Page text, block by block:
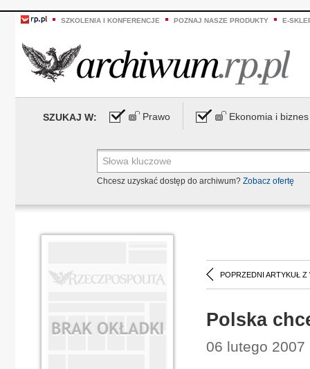
SZKOLENIA I KONFERENCJE POZNAJ NASZE PRODUKTY E-
SZUKAJ W: Prawo Ekonomia i biznes
Chcesz uzyskać dostęp do archiwum? Zobacz ofertę
POPRZEDNI ARTYKUŁ Z
Polska
06 lutego 2007